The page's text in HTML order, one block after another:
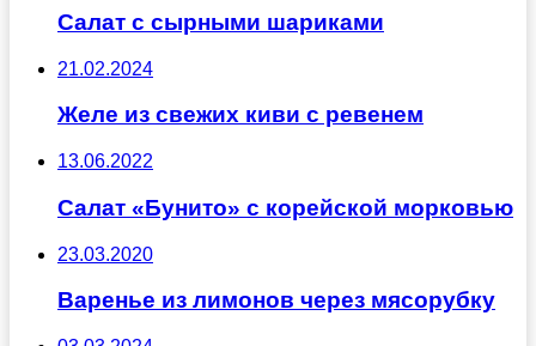
Салат с сырными шариками
21.02.2024
Желе из свежих киви с ревенем
13.06.2022
Салат «Бунито» с корейской морковью
23.03.2020
Варенье из лимонов через мясорубку